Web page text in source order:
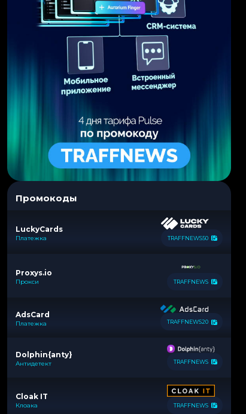
Промокоды
LuckyCards
Платежка TRAFFNEWS50
Proxys.io
Прокси TRAFFNEWS
AdsCard
Платежка TRAFFNEWS20
Dolphin{anty}
Антидетект TRAFFNEWS
Cloak IT
Клоака TRAFFNEWS